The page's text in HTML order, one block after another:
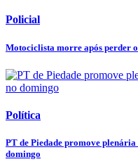
Policial
Motociclista morre após perder
Política
PT de Piedade promove
domingo